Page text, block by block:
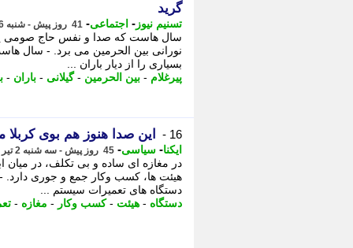
گرید
تسنیم نیوز - اجتماعی- 41 روز پیش - شنبه 6 تیر 1405، 15:30
سال هاست که صدا و نفس حاج صومی
نورانی بین الحرمین می برد. - سال
بسیاری را از دیار باران ...
پیرغلام - بین الحرمین -گیلانی - باران -
16 - این صدا هنوز هم بوی
ایکنا- سیاسی- 45 روز پیش - سه شنبه 2 تیر 1405، 12:07
در مغازه ای ساده و بی تکلف، در میان
هیئت ها، کسب وکار جمع و جوری دارد. -
دستگاه های تعمیرات سیستم ...
دستگاه - هیئت -کسب وکار - مغازه -